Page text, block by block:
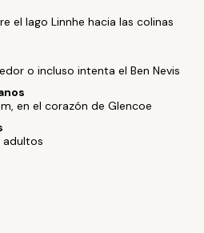
el lago Linnhe hacia las colinas
o incluso intenta el Ben Nevis
en el corazón de Glencoe
adultos